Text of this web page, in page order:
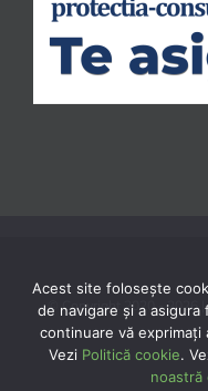
© Copyright 2020 -2026
Acest site folosește
de navigare și a
continuare vă exprimaţi
Vezi Politică cookie.
noastră